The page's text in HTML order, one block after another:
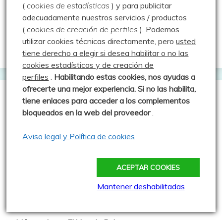
Trushoo Team
Vacaché: Las rutas de MJ y Javi
Web oficial del Geocaching
Webs que cotilleo
Sparrou - Juegos sobre naturaleza
Club de Montaña la Escalerilla
(cookies de estadísticas ) y para publicitar
adecuadamente nuestros servicios / productos
(cookies de creación de perfiles ). Podemos
utilizar cookies técnicas directamente, perousted
tiene derecho a elegir si desea habilitar o no las
cookies estadísticas y de creación de
perfiles . Habilitando estas cookies, nos ayudas a
ofrecerte una mejor experiencia. Si no las habilita,
tiene enlaces para acceder a los complementos
bloqueados en la web del proveedor.
Aviso legal y Política de cookies
ACEPTAR COOKIES
Mantener deshabilitadas